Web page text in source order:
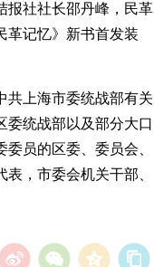
报社社长邵丹峰，民革
革记忆》新书首发装
共上海市委统战部有关
委统战部以及部分大口
员的区委、委员会、
，市委会机关干部、